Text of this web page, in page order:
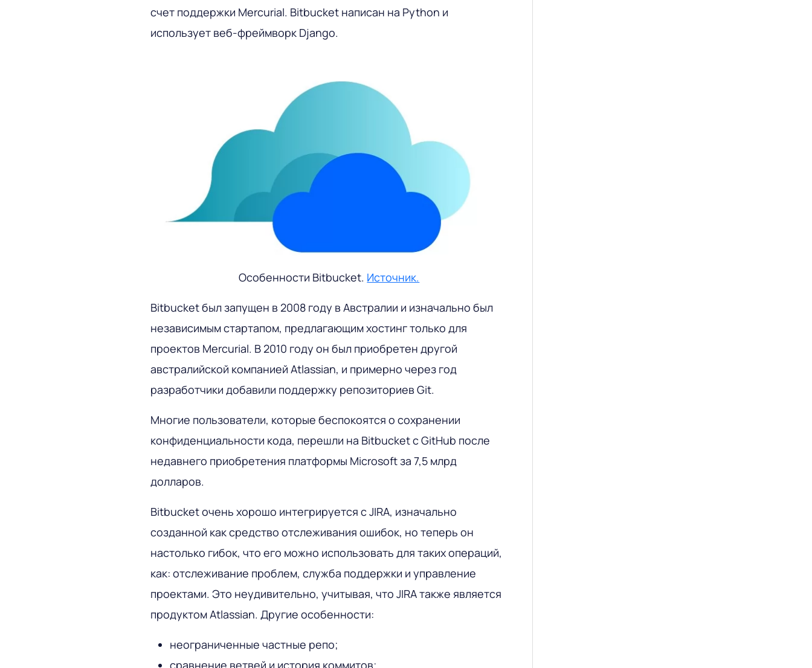
счет поддержки Mercurial. Bitbucket написан на Python и
использует веб-фреймворк Django.
Особенности Bitbucket. Источник.
Bitbucket был запущен в 2008 году в Австралии и изначально был
независимым стартапом, предлагающим хостинг только для
проектов Mercurial. В 2010 году он был приобретен другой
австралийской компанией Atlassian, и примерно через год
разработчики добавили поддержку репозиториев Git.
Многие пользователи, которые беспокоятся о сохранении
конфиденциальности кода, перешли на Bitbucket с GitHub после
недавнего приобретения платформы Microsoft за 7,5 млрд
долларов.
Bitbucket очень хорошо интегрируется с JIRA, изначально
созданной как средство отслеживания ошибок, но теперь он
настолько гибок, что его можно использовать для таких операций,
как: отслеживание проблем, служба поддержки и управление
проектами. Это неудивительно, учитывая, что JIRA также является
продуктом Atlassian. Другие особенности:
неограниченные частные репо;
сравнение ветвей и история коммитов;